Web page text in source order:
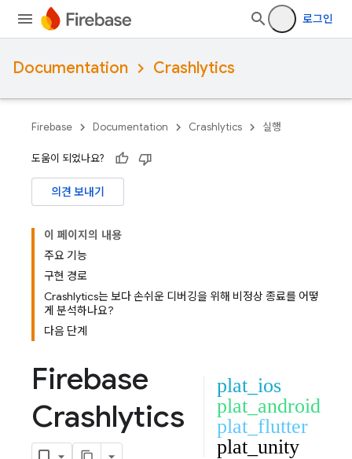
로그인
Documentation Crashlytics
Firebase Documentation Crashlytics 실행
도움이 되었나요?
의견 보내기
이 페이지의 내용
주요 기능
구현 경로
Crashlytics는 보다 손쉬운 디버깅을 위해 비정상 종료를 어떻
게 분석하나요?
다음 단계
Firebase
Crashlytics
plat_ios
plat_android
plat_flutter
plat_unity